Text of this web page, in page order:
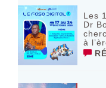
Les
Dr
à